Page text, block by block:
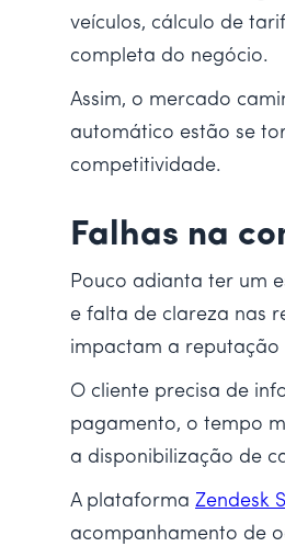
veículos, cálculo de
completa do negócio.
Assim, o mercado
automático estão se
competitividade.
Falhas na
Pouco adianta ter um
e falta de clareza nas
impactam a reputação
O cliente precisa de
pagamento, o tempo
a disponibilização de
A plataforma Zendesk
acompanhamento de